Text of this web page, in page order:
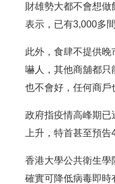
財雄勢大都不會想
表示，已有3,000多
此外，食肆不提供
嚇人，其他商舖都
也不會好，任何商戶
政府指疫情高峰期
上升，特首甚至預
香港大學公共衛生學
確實可降低病毒即時